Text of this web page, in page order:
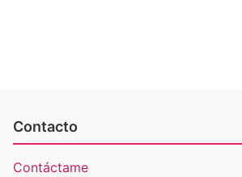
Contacto
Contáctame